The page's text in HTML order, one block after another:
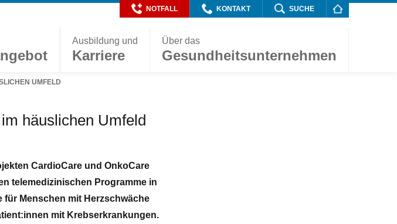
NOTFALL KONTAKT SUCHE
Ausbildung und
Karriere
Über das
Gesundheitsunternehmen
UMFELD
häuslichen Umfeld
CardioCare und OnkoCare
telemedizinischen Programme in
für Menschen mit Herzschwäche
mit Krebserkrankungen.